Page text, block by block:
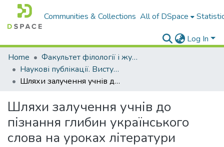
Communities & Collections All of DSpace
Log In
Home
Факультет філології і журналістики ім. М. Стельмаха
Наукові публікації. Виступи
Шляхи залучення учнів до пізнання глибин українського слова на уроках літератури
Шляхи залучення учнів до
пізнання глибин українського
слова на уроках літератури